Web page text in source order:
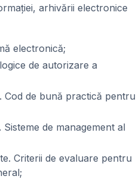
arhivării electronice
electronică;
de autorizare a
Cod de bună practică pentru
de management al
Criterii de evaluare pentru